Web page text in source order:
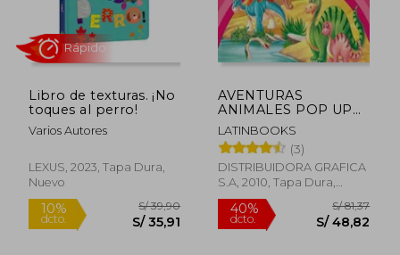
dcto. S/ 53,91
10%
dcto. S/
Libro de texturas. ¡No
toques al perro!
Varios Autores
LEXUS, 2023, Tapa Dura,
Nuevo
AVENTURAS
ANIMALES POP UP
UN DINO ASUSTADO
LATINBOOKS
(3)
DISTRIBUIDORA GRAFICA
S.A, 2010, Tapa Dura,
Nuevo